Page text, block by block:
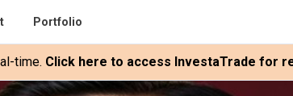
Portfolio
time. Click here to access InvestaTrade for